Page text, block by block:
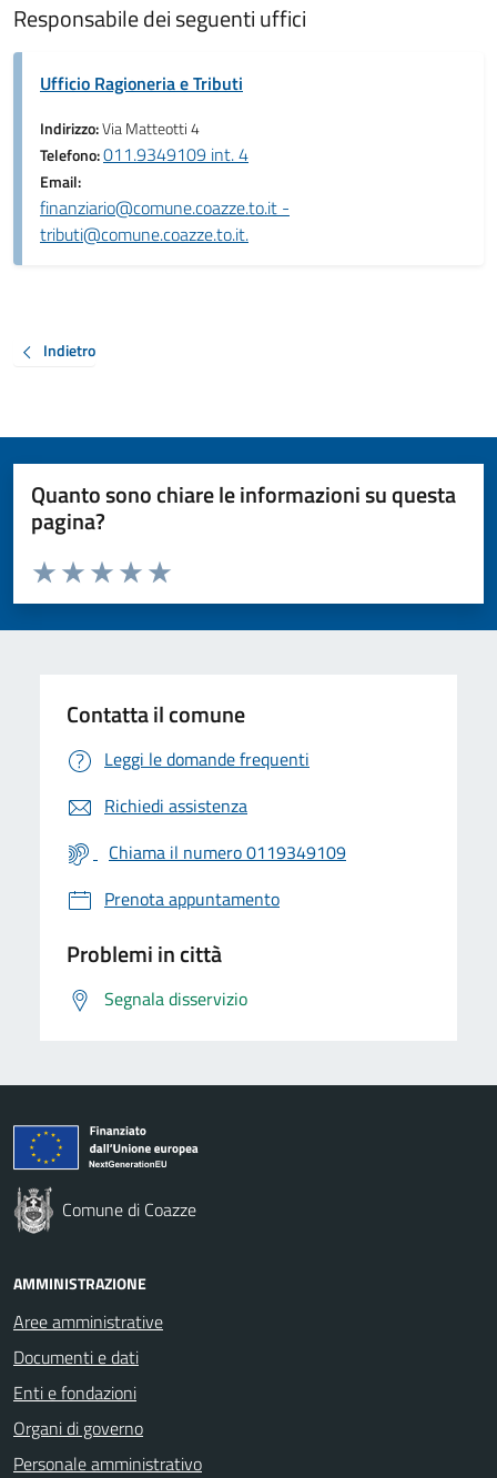
Responsabile dei seguenti uffici
Ufficio Ragioneria e Tributi
Indirizzo:Via Matteotti 4
Telefono:011.9349109 int. 4
Email:
finanziario@comune.coazze.to.it -
tributi@comune.coazze.to.it.
Indietro
Quanto sono chiare le informazioni su questa
pagina?
Valuta da 1 a 5 stelle la pagina
Valuta 5 stelle su 5
Valuta 4 stelle su 5
Valuta 3 stelle su 5
Valuta 2 stelle su 5
Valuta 1 stelle su 5
Contatta il comune
Leggi le domande frequenti
Richiedi assistenza
Chiama il numero 0119349109
Prenota appuntamento
Problemi in città
Segnala disservizio
Comune di Coazze
AMMINISTRAZIONE
Aree amministrative
Documenti e dati
Enti e fondazioni
Organi di governo
Personale amministrativo